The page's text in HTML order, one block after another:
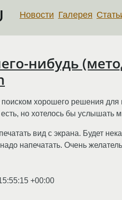
Новости Галерея
нибудь
поиском хорошего решения
но хотелось бы услышать
вид с экрана. Будет
напечатать. Очень
+00:00